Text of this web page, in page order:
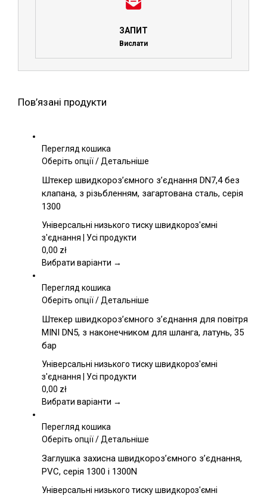
ЗАПИТ
Вислати
Пов’язані продукти
Перегляд кошика
Оберіть опціїЦей
має
кілька
Параметри
можна
на
товару
/Детальніше
Штекер швидкороз’ємного з’єднання DN7,4 без
клапана, з різьбленням, загартована сталь, серія
1300
Універсальні низького тиску швидкороз'ємні
з'єднання | Усі продукти
0,00 zł
Вибрати варіанти →
Перегляд кошика
Оберіть опціїЦей
має
кілька
Параметри
можна
на
товару
/Детальніше
Штекер швидкороз’ємного з’єднання для повітря
MINI DN5, з наконечником для шланга, латунь, 35
бар
Універсальні низького тиску швидкороз'ємні
з'єднання | Усі продукти
0,00 zł
Вибрати варіанти →
Перегляд кошика
Оберіть опціїЦей
має
кілька
варіантів.
/Детальніше
Заглушка захисна швидкороз’ємного з’єднання,
PVC, серія 1300 і 1300N
Універсальні низького тиску швидкороз'ємні